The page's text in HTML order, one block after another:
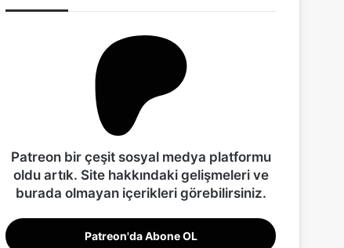
Patreon bir çeşit sosyal medya platformu
oldu artık. Site hakkındaki gelişmeleri ve
burada olmayan içerikleri görebilirsiniz.
Patreon'da Abone OL